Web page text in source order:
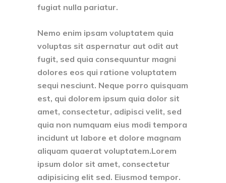
fugiat nulla pariatur.
Nemo enim ipsam voluptatem quia
voluptas sit aspernatur aut odit aut
fugit, sed quia consequuntur magni
dolores eos qui ratione voluptatem
sequi nesciunt. Neque porro quisquam
est, qui dolorem ipsum quia dolor sit
amet, consectetur, adipisci velit, sed
quia non numquam eius modi tempora
incidunt ut labore et dolore magnam
aliquam quaerat voluptatem.Lorem
ipsum dolor sit amet, consectetur
adipisicing elit sed. Eiusmod tempor.